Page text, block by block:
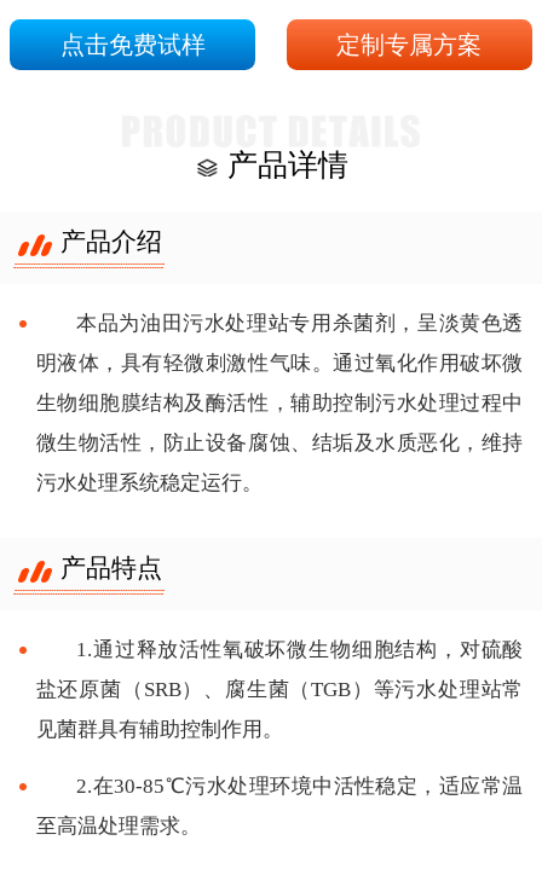
点击免费试样 定制专属方案
产品详情
产品介绍
本品为油田污水处理站专用杀菌剂，呈淡黄色透
明液体，具有轻微刺激性气味。通过氧化作用破坏微
生物细胞膜结构及酶活性，辅助控制污水处理过程中
微生物活性，防止设备腐蚀、结垢及水质恶化，维持
污水处理系统稳定运行。
产品特点
1.通过释放活性氧破坏微生物细胞结构，对硫酸
盐还原菌（SRB）、腐生菌（TGB）等污水处理站常
见菌群具有辅助控制作用。
2.在30-85℃污水处理环境中活性稳定，适应常温
至高温处理需求。